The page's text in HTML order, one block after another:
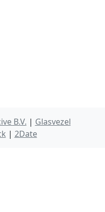
B.V. | Glasvezel
| 2Date